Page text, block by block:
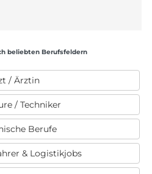
beliebten Berufsfeldern
/ Ärztin
/ Techniker
Berufe
& Logistikjobs